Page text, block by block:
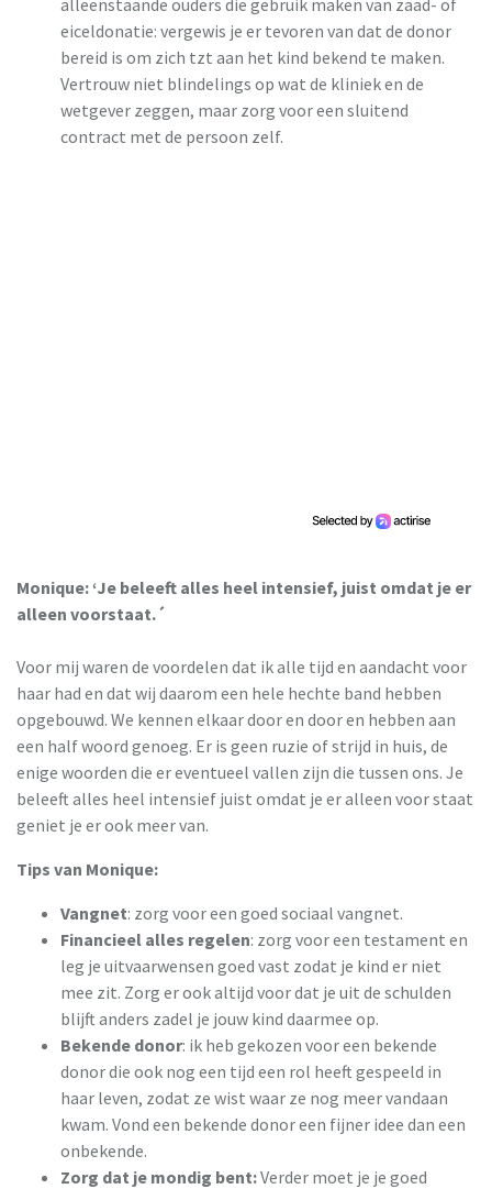
eiceldonatie: vergewis je er tevoren van dat de donor
bereid is om zich tzt aan het kind bekend te maken.
Vertrouw niet blindelings op wat de kliniek en de
wetgever zeggen, maar zorg voor een sluitend
contract met de persoon zelf.
Monique: ‘Je beleeft alles heel intensief, juist omdat je er
alleen voorstaat.´
Voor mij waren de voordelen dat ik alle tijd en aandacht voor
haar had en dat wij daarom een hele hechte band hebben
opgebouwd. We kennen elkaar door en door en hebben aan
een half woord genoeg. Er is geen ruzie of strijd in huis, de
enige woorden die er eventueel vallen zijn die tussen ons. Je
beleeft alles heel intensief juist omdat je er alleen voor staat
geniet je er ook meer van.
Tips van Monique:
Vangnet: zorg voor een goed sociaal vangnet.
Financieel alles regelen: zorg voor een testament en
leg je uitvaarwensen goed vast zodat je kind er niet
mee zit. Zorg er ook altijd voor dat je uit de schulden
blijft anders zadel je jouw kind daarmee op.
Bekende donor: ik heb gekozen voor een bekende
donor die ook nog een tijd een rol heeft gespeeld in
haar leven, zodat ze wist waar ze nog meer vandaan
kwam. Vond een bekende donor een fijner idee dan een
onbekende.
Zorg dat je mondig bent:Verder moet je je goed